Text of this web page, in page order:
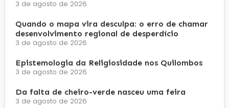
3 de agosto de 2026
Quando o mapa vira desculpa: o erro de chamar
desenvolvimento regional de desperdício
3 de agosto de 2026
Epistemologia da Religiosidade nos Quilombos
3 de agosto de 2026
Da falta de cheiro-verde nasceu uma feira
3 de agosto de 2026